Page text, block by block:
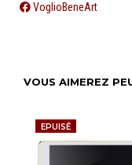
VoglioBeneArt
VOUS AIMEREZ
EPUISÉ